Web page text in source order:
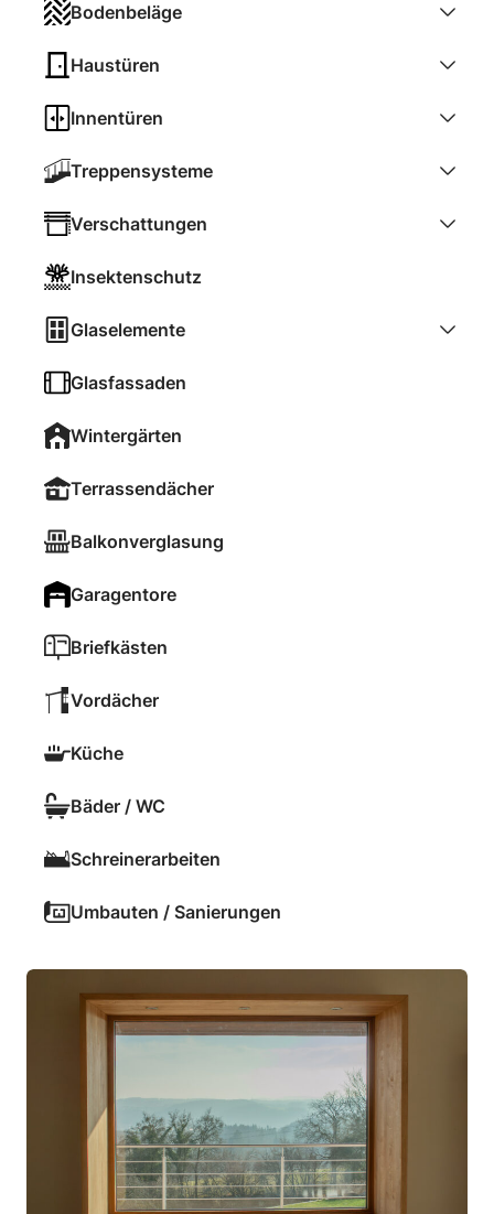
Bodenbeläge
Haustüren
Innentüren
Treppensysteme
Verschattungen
Insektenschutz
Glaselemente
Glasfassaden
Wintergärten
Terrassendächer
Balkonverglasung
Garagentore
Briefkästen
Vordächer
Küche
Bäder / WC
Schreinerarbeiten
Umbauten / Sanierungen